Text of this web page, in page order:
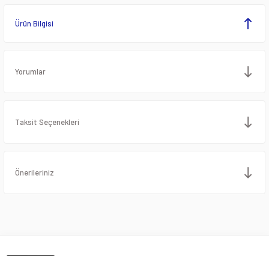
Ürün Bilgisi
Yorumlar
Taksit Seçenekleri
Önerileriniz